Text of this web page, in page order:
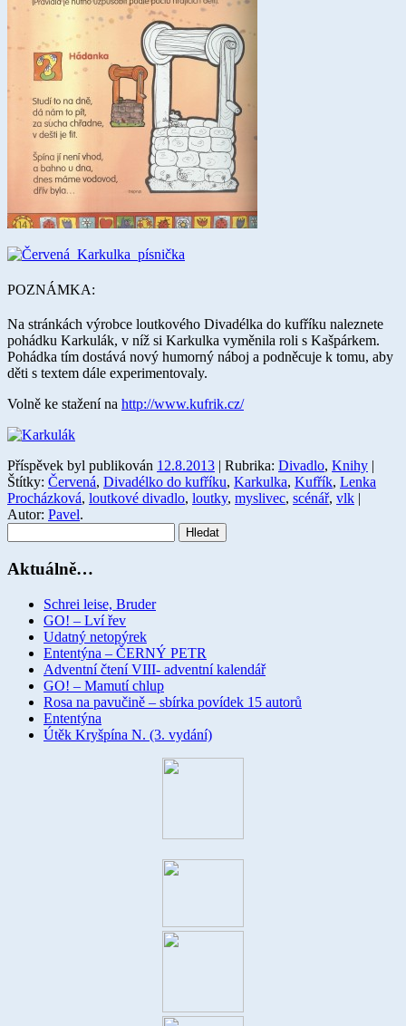
POZNÁMKA:
Na stránkách výrobce loutkového Divadélka do kufříku naleznete
pohádku Karkulák, v níž si Karkulka vyměnila roli s Kašpárkem.
Pohádka tím dostává nový humorný náboj a podněcuje k tomu, aby
děti s textem dále experimentovaly.
Volně ke stažení na http://www.kufrik.cz/
Příspěvek byl publikován 12.8.2013 | Rubrika: Divadlo, Knihy |
Štítky: Červená, Divadélko do kufříku, Karkulka, Kufřík, Lenka
Procházková, loutkové divadlo, loutky, myslivec, scénář, vlk |
Autor: Pavel.
Aktuálně…
Schrei leise, Bruder
GO! – Lví řev
Udatný netopýrek
Ententýna – ČERNÝ PETR
Adventní čtení VIII- adventní kalendář
GO! – Mamutí chlup
Rosa na pavučině – sbírka povídek 15 autorů
Ententýna
Útěk Kryšpína N. (3. vydání)